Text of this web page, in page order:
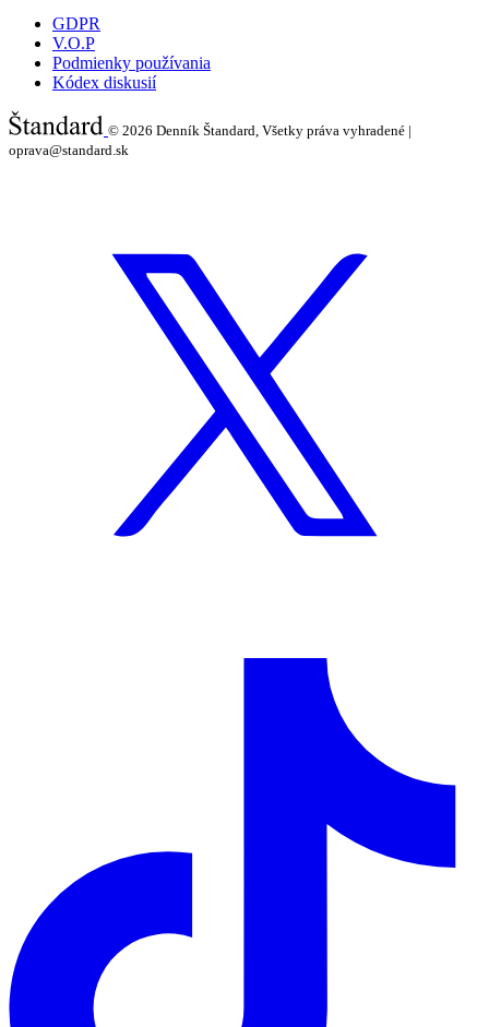
GDPR
V.O.P
Podmienky používania
Kódex diskusií
© 2026 Denník Štandard, Všetky práva vyhradené |
oprava@standard.sk